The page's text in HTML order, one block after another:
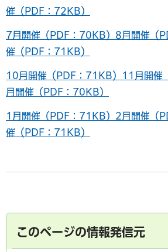
催（PDF：72KB）
7月開催（PDF：70KB） 8月開催（
催（PDF：71KB）
10月開催（PDF：71KB） 11月開催
月開催（PDF：70KB）
1月開催（PDF：71KB） 2月開催（
催（PDF：71KB）
このページの情報発信元